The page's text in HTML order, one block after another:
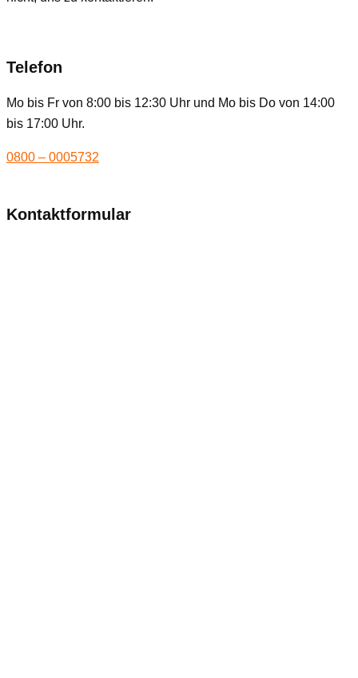
Telefon
Mo bis Fr von 8:00 bis 12:30 Uhr und Mo bis Do von 14:00
bis 17:00 Uhr.
0800 – 0005732
Kontaktformular